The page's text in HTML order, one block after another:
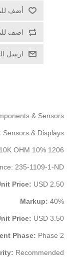
أضف
اضف
ارسل
& Sensors
Sensors & Displays
OHM 10% 1206-
235-1109-1-ND
Price: USD 2.50
Markup: 40%
Price: USD 3.50
Phase: Phase 2
Recommended